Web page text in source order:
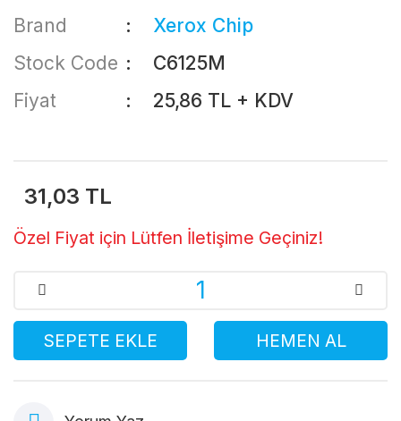
Brand
Xerox Chip
Stock Code
C6125M
Fiyat
25,86 TL + KDV
31,03 TL
Özel Fiyat için Lütfen İletişime Geçiniz!
SEPETE EKLE HEMEN AL